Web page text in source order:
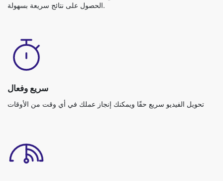
الحصول على نتائج سريعة بسهولة.
سريع وفعال
تحويل الفيديو سريع حقًا ويمكنك إنجاز عملك في أي وقت من الأوقات